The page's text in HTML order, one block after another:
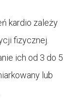
kardio zależy
fizycznej.
ich od 3 do 5
lub